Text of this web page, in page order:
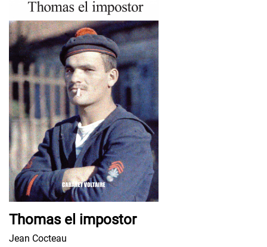
Thomas el impostor
Jean Cocteau